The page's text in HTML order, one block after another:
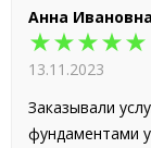
Анна Ивановна
★★★★★
13.11.2023
Заказывали
фундаментами